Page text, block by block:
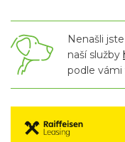
Nenašli
naší služby
podle vámi